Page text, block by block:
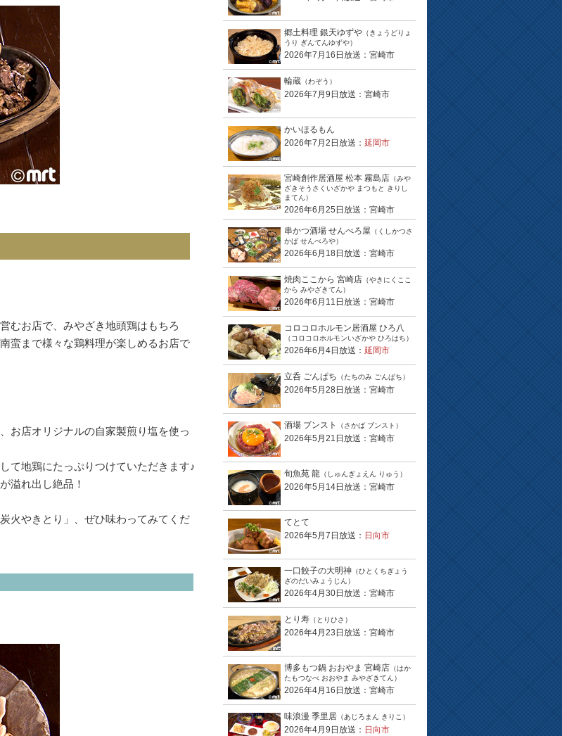
むお店で、みやざき地頭鶏はもちろ
蛮まで様々な鶏料理が楽しめるお店で
お店オリジナルの自家製煎り塩を使っ
て地鶏にたっぷりつけていただきます♪
溢れ出し絶品！
火やきとり」、ぜひ味わってみてくだ
郷土料理 銀天ゆずや （きょうどりょ
うり ぎんてんゆずや）
2026年7月16日放送：宮崎市
輪蔵 （わぞう）
2026年7月9日放送：宮崎市
かいほるもん
2026年7月2日放送： 延岡市
宮崎創作居酒屋 松本 霧島店 （みや
ざきそうさくいざかや まつもと きりし
まてん）
2026年6月25日放送：宮崎市
串かつ酒場 せんべろ屋 （くしかつさ
かば せんべろや）
2026年6月18日放送：宮崎市
焼肉ここから 宮崎店 （やきにくここ
から みやざきてん）
2026年6月11日放送：宮崎市
コロコロホルモン居酒屋 ひろ八
（コロコロホルモンいざかや ひろはち）
2026年6月4日放送： 延岡市
立呑 ごんぱち （たちのみ ごんぱち）
2026年5月28日放送：宮崎市
酒場 ブンスト （さかば ブンスト）
2026年5月21日放送：宮崎市
旬魚苑 龍 （しゅんぎょえん りゅう）
2026年5月14日放送：宮崎市
てとて
2026年5月7日放送： 日向市
一口餃子の大明神 （ひとくちぎょう
ざのだいみょうじん）
2026年4月30日放送：宮崎市
とり寿 （とりひさ）
2026年4月23日放送：宮崎市
博多もつ鍋 おおやま 宮崎店 （はか
たもつなべ おおやま みやざきてん）
2026年4月16日放送：宮崎市
味浪漫 季里居 （あじろまん きりこ）
2026年4月9日放送： 日向市